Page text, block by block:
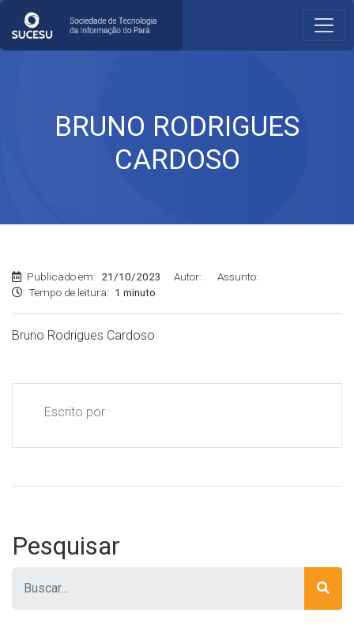
BRUNO RODRIGUES
CARDOSO
Publicado em: 21/10/2023 Autor:
Assunto:
Tempo de leitura: 1 minuto
Bruno Rodrigues Cardoso
Escrito por
Pesquisar